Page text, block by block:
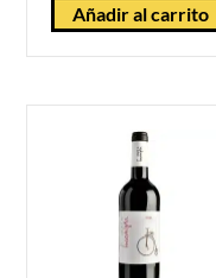
Añadir al carrito